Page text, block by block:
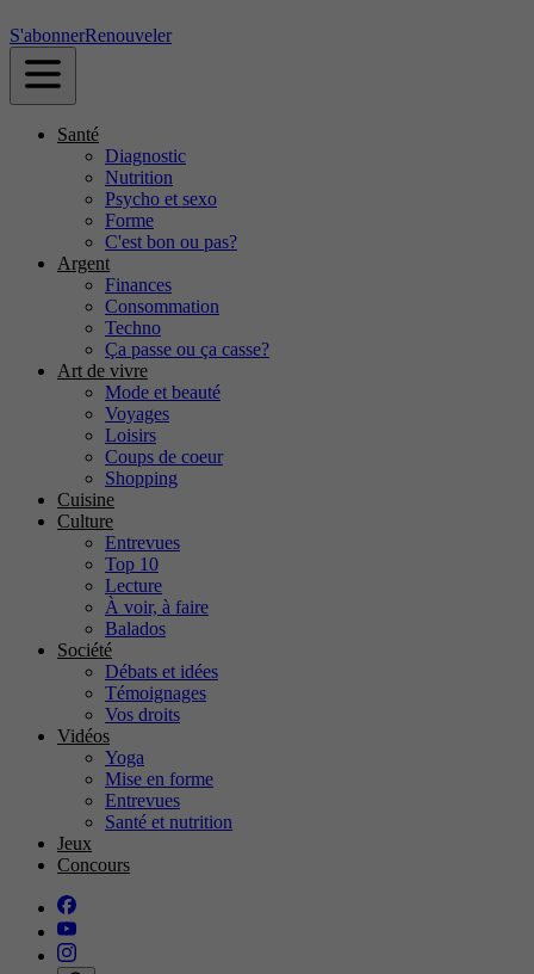
S'abonnerRenouveler
Santé
Diagnostic
Nutrition
Psycho et sexo
Forme
C'est bon ou pas?
Argent
Finances
Consommation
Techno
Ça passe ou ça casse?
Art de vivre
Mode et beauté
Voyages
Loisirs
Coups de coeur
Shopping
Cuisine
Culture
Entrevues
Top 10
Lecture
À voir, à faire
Balados
Société
Débats et idées
Témoignages
Vos droits
Vidéos
Yoga
Mise en forme
Entrevues
Santé et nutrition
Jeux
Concours